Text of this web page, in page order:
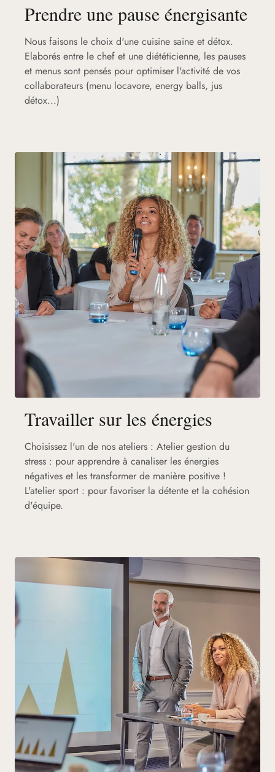
Prendre une pause énergisante
Nous faisons le choix d'une cuisine saine et détox.
Elaborés entre le chef et une diététicienne, les pauses
et menus sont pensés pour optimiser l'activité de vos
collaborateurs (menu locavore, energy balls, jus
détox...)
Travailler sur les énergies
Choisissez l'un de nos ateliers : Atelier gestion du
stress : pour apprendre à canaliser les énergies
négatives et les transformer de manière positive !
L'atelier sport : pour favoriser la détente et la cohésion
d'équipe.